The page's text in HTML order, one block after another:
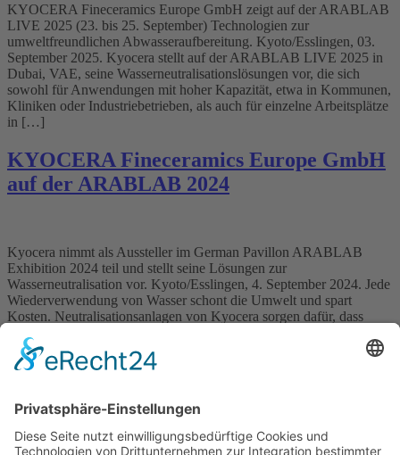
KYOCERA Fineceramics Europe GmbH zeigt auf der ARABLAB
LIVE 2025 (23. bis 25. September) Technologien zur
umweltfreundlichen Abwasseraufbereitung. Kyoto/Esslingen, 03.
September 2025. Kyocera stellt auf der ARABLAB LIVE 2025 in
Dubai, VAE, seine Wasserneutralisationslösungen vor, die sich
sowohl für Anwendungen mit hoher Kapazität, etwa in Kommunen,
Kliniken oder Industriebetrieben, als auch für einzelne Arbeitsplätze
in […]
KYOCERA Fineceramics Europe GmbH
auf der ARABLAB 2024
Kyocera nimmt als Aussteller im German Pavillon ARABLAB
Exhibition 2024 teil und stellt seine Lösungen zur
Wasserneutralisation vor. Kyoto/Esslingen, 4. September 2024. Jede
Wiederverwendung von Wasser schont die Umwelt und spart
Kosten. Neutralisationsanlagen von Kyocera sorgen dafür, dass
beziehungsweise umweltverträglich in die öffentliche Kanalisation
oder in Gewässer eingeleitet werden. […]
Impressum
Datenschutz